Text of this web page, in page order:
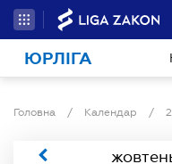
ЮРЛІГА
Головна / Календар /